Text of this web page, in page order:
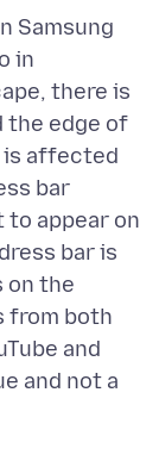
Samsung
in
there is
the edge of
is affected
bar
to appear on
bar is
on the
from both
and
and not a